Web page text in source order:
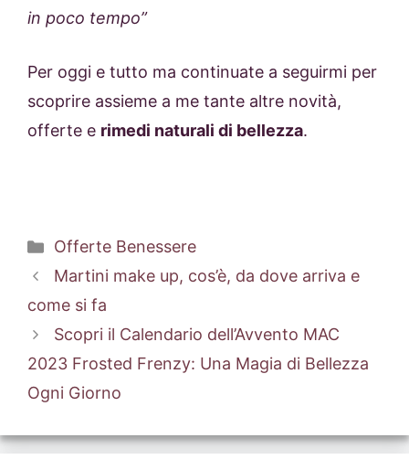
in poco tempo”
Per oggi e tutto ma continuate a seguirmi per
scoprire assieme a me tante altre novità,
offerte e rimedi naturali di bellezza.
Categorie
Offerte Benessere
Martini make up, cos’è, da dove arriva e
come si fa
Scopri il Calendario dell’Avvento MAC
2023 Frosted Frenzy: Una Magia di Bellezza
Ogni Giorno